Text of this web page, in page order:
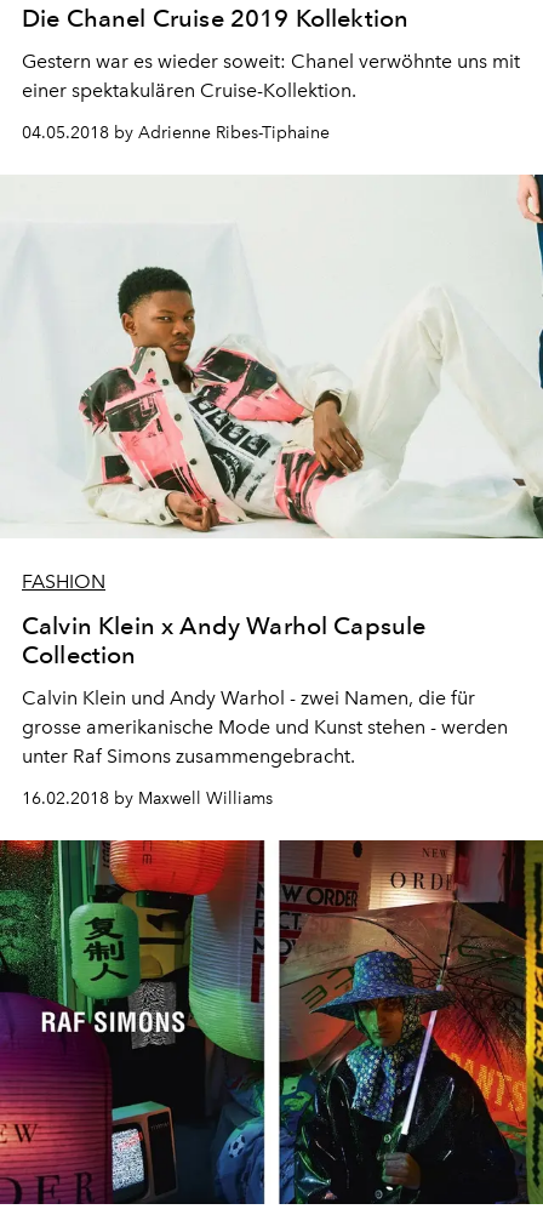
Die Chanel Cruise 2019 Kollektion
Gestern war es wieder soweit: Chanel verwöhnte uns mit
einer spektakulären Cruise-Kollektion.
04.05.2018 by Adrienne Ribes-Tiphaine
FASHION
Calvin Klein x Andy Warhol Capsule
Collection
Calvin Klein und Andy Warhol - zwei Namen, die für
grosse amerikanische Mode und Kunst stehen - werden
unter Raf Simons zusammengebracht.
16.02.2018 by Maxwell Williams